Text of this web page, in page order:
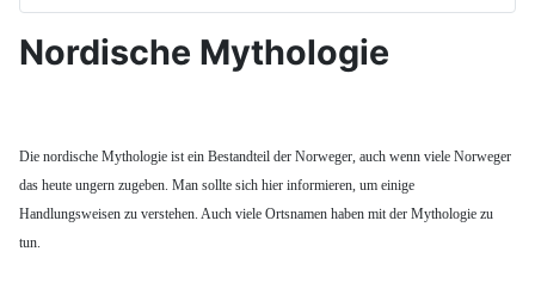
Nordische Mythologie
Die nordische Mythologie ist ein Bestandteil der Norweger, auch wenn viele Norweger
das heute ungern zugeben. Man sollte sich hier informieren, um einige
Handlungsweisen zu verstehen. Auch viele Ortsnamen haben mit der Mythologie zu
tun.